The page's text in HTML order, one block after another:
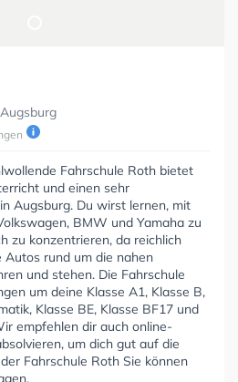
Fahrschule Roth bietet
und einen sehr
Augsburg. Du wirst lernen, mit
BMW und Yamaha zu
zu konzentrieren, da reichlich
rund um die nahen
und stehen. Die Fahrschule
um deine Klasse A1, Klasse B,
Klasse BE, Klasse BF17 und
empfehlen dir auch online-
um dich gut auf die
Fahrschule Roth Sie können